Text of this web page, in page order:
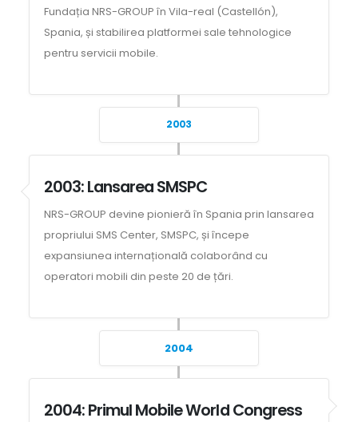
Fundația NRS-GROUP în Vila-real (Castellón),
Spania, și stabilirea platformei sale tehnologice
pentru servicii mobile.
2003
2003: Lansarea SMSPC
NRS-GROUP devine pionieră în Spania prin lansarea
propriului SMS Center, SMSPC, și începe
expansiunea internațională colaborând cu
operatori mobili din peste 20 de țări.
2004
2004: Primul Mobile World Congress